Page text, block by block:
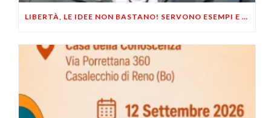
LIBERTÀ, LE IDEE NON BASTANO! SERVONO ESEMPI E UN PO’ DI COERENZA